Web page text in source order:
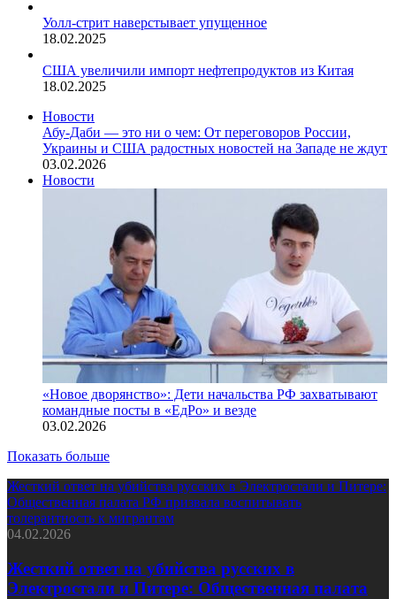
Уолл-стрит наверстывает упущенное
18.02.2025
США увеличили импорт нефтепродуктов из Китая
18.02.2025
Новости
Абу-Даби — это ни о чем: От переговоров России,
Украины и США радостных новостей на Западе не ждут
03.02.2026
Новости
«Новое дворянство»: Дети начальства РФ захватывают
командные посты в «ЕдРо» и везде
03.02.2026
Показать больше
Жесткий ответ на убийства русских в Электростали и Питере:
Общественная палата РФ призвала воспитывать
толерантность к мигрантам
04.02.2026
Жесткий ответ на убийства русских в
Электростали и Питере: Общественная палата